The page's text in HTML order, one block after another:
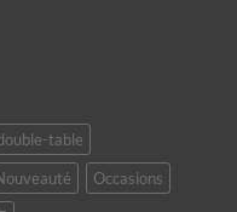
table
Occasions